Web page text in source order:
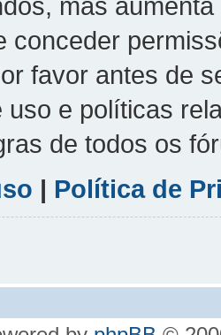
conceder
favor antes de
uso e políticas
de todos os
| Política de